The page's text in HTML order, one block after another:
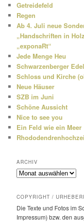
n
Getreidefeld
Regen
Ab 4. Juli neue
„Handschriften in
„exponaRt“
Jede Menge Heu
Schwarzenberger
Schloss und Kirche
Neue Häuser
SZB im Juni
Schöne Aussicht
Nice to see you
Ein Feld wie ein Meer
ARCHIV
Archiv
COPYRIGHT /
Die Texte und Fotos im
Impressum) bzw. den